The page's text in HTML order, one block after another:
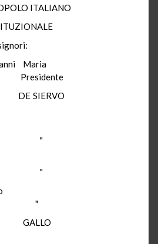
ITALIANO
Maria
SIERVO
"
"
"
GALLO